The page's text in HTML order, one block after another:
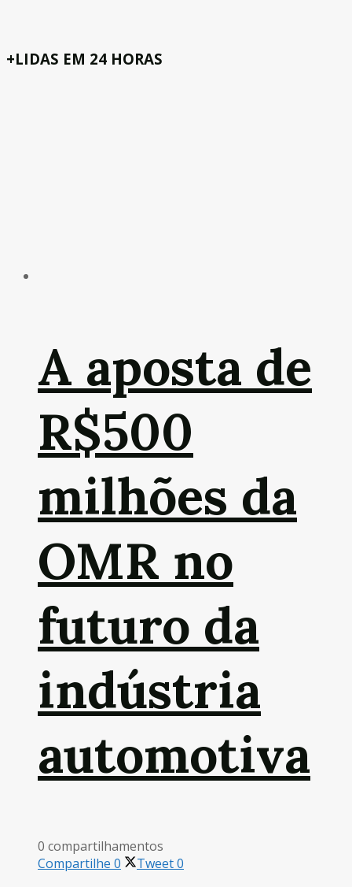
+LIDAS EM 24 HORAS
A aposta de
R$500
milhões da
OMR no
futuro da
indústria
automotiva
0 compartilhamentos
Compartilhe 0 Tweet0